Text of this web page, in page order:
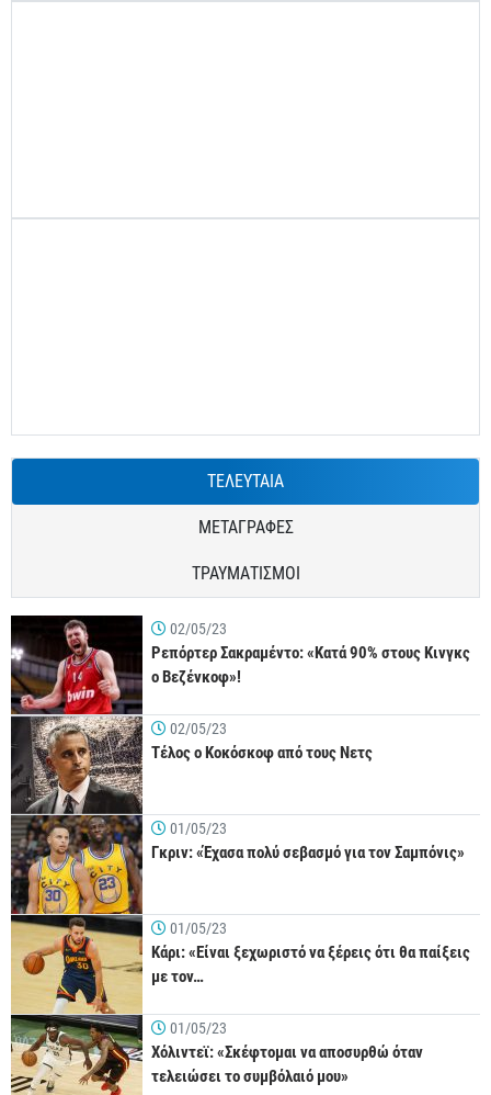
ΤΕΛΕΥΤΑΙΑ
ΜΕΤΑΓΡΑΦΕΣ
ΤΡΑΥΜΑΤΙΣΜΟΙ
02/05/23
Ρεπόρτερ Σακραμέντο: «Κατά 90% στους Κινγκς
ο Βεζένκοφ»!
02/05/23
Τέλος ο Κοκόσκοφ από τους Νετς
01/05/23
Γκριν: «Έχασα πολύ σεβασμό για τον Σαμπόνις»
01/05/23
Κάρι: «Είναι ξεχωριστό να ξέρεις ότι θα παίξεις
με τον…
01/05/23
Χόλιντεϊ: «Σκέφτομαι να αποσυρθώ όταν
τελειώσει το συμβόλαιό μου»